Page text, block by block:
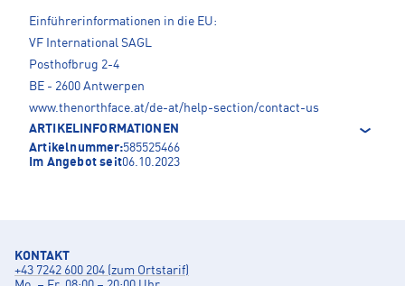
Einführerinformationen in die EU:
VF International SAGL
Posthofbrug 2-4
BE - 2600 Antwerpen
www.thenorthface.at/de-at/help-section/contact-us
ARTIKELINFORMATIONEN
Artikelnummer:585525466
Im Angebot seit06.10.2023
KONTAKT
+43 7242 600 204 (zum Ortstarif)